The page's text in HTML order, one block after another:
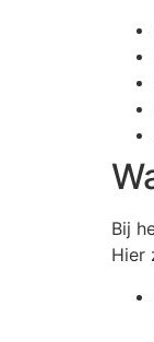
Bij
Hier